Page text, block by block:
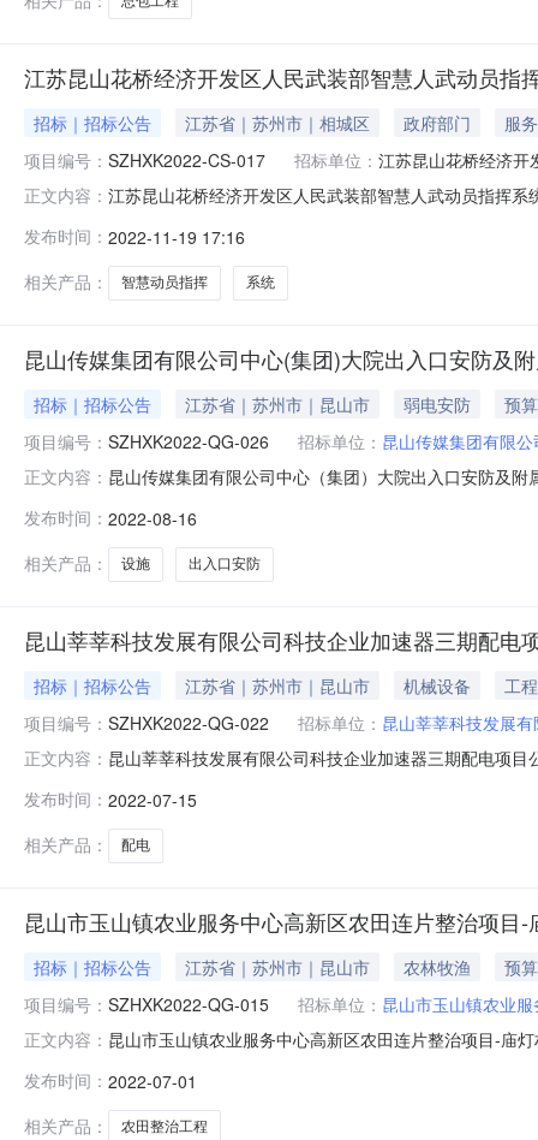
江苏昆山花桥经济开发区人民武装部智慧人武动员指
招标｜招标公告 江苏省｜苏州市｜相城区 政府部门
服务
项目编号： SZHXK2022-CS-017 招标单位： 江苏昆山花桥经济开
正文内容： 江苏昆山花桥经济开发区人民武装部智慧人武动员指挥
午:9:00至11:30下午:13:00至16:30（北京时间，法定节
发布时间： 2022-11-19 17:16
相关产品：
智慧动员指挥 系统
昆山传媒集团有限公司中心(集团)大院出入口安防及
招标｜招标公告 江苏省｜苏州市｜昆山市 弱电安防
预
项目编号： SZHXK2022-QG-026 招标单位： 昆山传媒集团有限公
正文内容： 昆山传媒集团有限公司中心（集团）大院出入口安防及
16:30（北京时间，法定节假日除外）招标文件售价￥
发布时间： 2022-08-16
相关产品：
设施 出入口安防
昆山莘莘科技发展有限公司科技企业加速器三期配电
招标｜招标公告 江苏省｜苏州市｜昆山市 机械设备
工程
项目编号： SZHXK2022-QG-022 招标单位： 昆山莘莘科技发展
正文内容： 昆山莘莘科技发展有限公司科技企业加速器三期配电项
午:13:00至16:30（北京时间，法定节假日除外）招标文
发布时间： 2022-07-15
相关产品：
配电
昆山市玉山镇农业服务中心高新区农田连片整治项目
招标｜招标公告 江苏省｜苏州市｜昆山市 农林牧渔
预
项目编号： SZHXK2022-QG-015 招标单位： 昆山市玉山镇农业
正文内容： 昆山市玉山镇农业服务中心高新区农田连片整治项目-庙
08日每日上午:9:00至11:30下午:13:00至16:30（北京时
发布时间： 2022-07-01
相关产品：
农田整治工程